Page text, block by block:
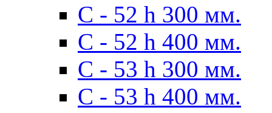
C - 52 h 300 мм.
C - 52 h 400 мм.
С - 53 h 300 мм.
С - 53 h 400 мм.